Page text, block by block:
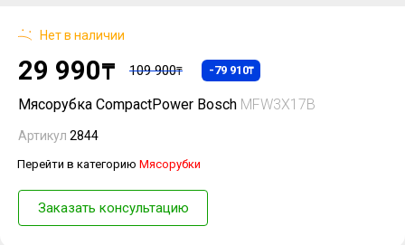
Мясорубка CompactPower Bosch MFW3X17B
Артикул 2844
Перейти в категорию Мясорубки
Заказать консультацию
Нет в наличии
29 990₸ 109 900₸ -79 910₸